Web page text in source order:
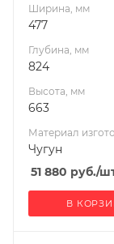
60
60
Ширина, мм
477
Глубина, мм
824
Высота, мм
663
Материал
Чугун
51 880 руб./
В